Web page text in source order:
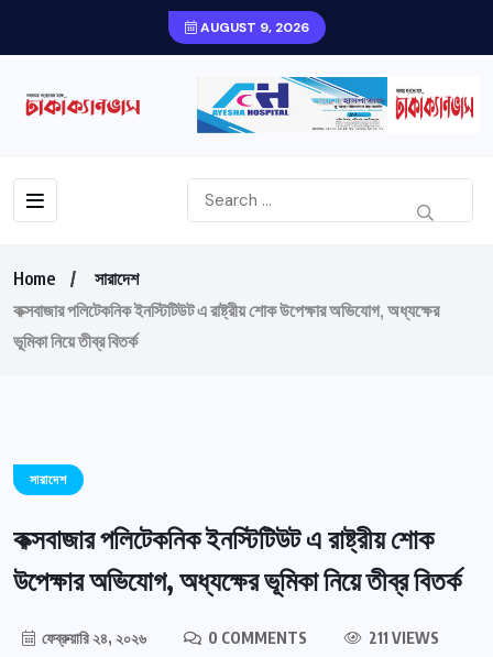
AUGUST 9, 2026
Home
সারাদেশ
কক্সবাজার পলিটেকনিক ইনস্টিটিউট এ রাষ্ট্রীয় শোক উপেক্ষার অভিযোগ, অধ্যক্ষের
ভূমিকা নিয়ে তীব্র বিতর্ক
সারাদেশ
কক্সবাজার পলিটেকনিক ইনস্টিটিউট এ রাষ্ট্রীয় শোক
উপেক্ষার অভিযোগ, অধ্যক্ষের ভূমিকা নিয়ে তীব্র বিতর্ক
ফেব্রুয়ারি ২৪, ২০২৬ 0 COMMENTS 211 VIEWS